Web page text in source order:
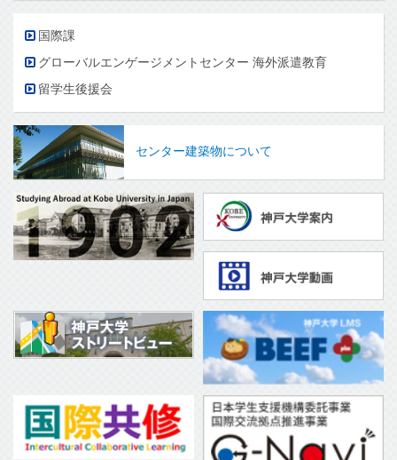
国際課
グローバルエンゲージメントセンター 海外派遣教育
留学生後援会
センター建築物について